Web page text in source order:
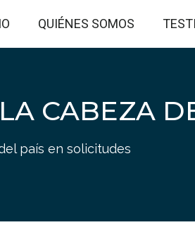
QUIÉNES SOMOS
CABEZA
país en solicitudes